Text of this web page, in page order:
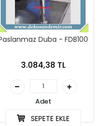
Duba - FDB100
3.084,38 TL
Adet
SEPETE EKLE